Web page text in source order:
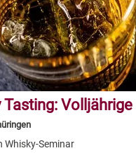
Tasting: Volljährige
Whisky-Seminar